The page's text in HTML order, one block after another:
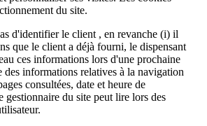
du site.
d'identifier le client , en revanche (i) il
que le client a déjà fourni, le dispensant
ces informations lors d'une prochaine
informations relatives à la navigation
consultées, date et heure de
gestionnaire du site peut lire lors des